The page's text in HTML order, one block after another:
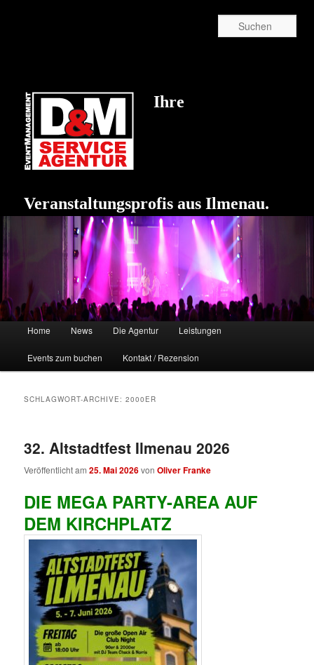
Ihre
Veranstaltungsprofis aus Ilmenau.
Hauptmenü
Zum
Inhalt
Zum
sekundären
Home News Die Agentur Leistungen
Events zum buchen Kontakt / Rezension
SCHLAGWORT-ARCHIVE:2000ER
32. Altstadtfest Ilmenau 2026
Veröffentlicht am25. Mai 2026vonOliver Franke
DIE MEGA PARTY-AREA AUF
DEM KIRCHPLATZ